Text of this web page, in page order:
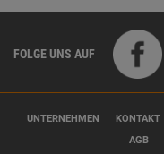
FOLGE UNS AUF
UNTERNEHMEN KONTAKT
AGB